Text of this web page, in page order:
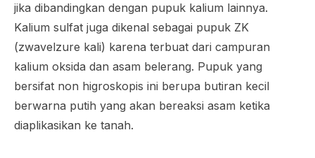
jika dibandingkan dengan pupuk kalium lainnya.
Kalium sulfat juga dikenal sebagai pupuk ZK
(zwavelzure kali) karena terbuat dari campuran
kalium oksida dan asam belerang. Pupuk yang
bersifat non higroskopis ini berupa butiran kecil
berwarna putih yang akan bereaksi asam ketika
diaplikasikan ke tanah.